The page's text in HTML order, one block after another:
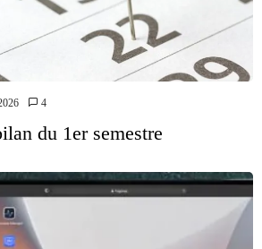
4
du 1er semestre